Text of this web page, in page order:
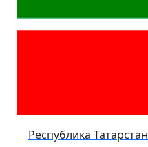
Республика Татарстан